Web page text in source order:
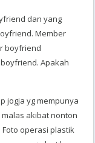
dan yang
Member
boyfriend
Apakah
jogja yg mempunya
akibat nonton
operasi plastik